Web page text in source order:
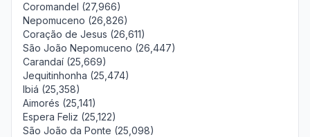
Coromandel (27,966)
Nepomuceno (26,826)
Coração de Jesus (26,611)
São João Nepomuceno (26,447)
Carandaí (25,669)
Jequitinhonha (25,474)
Ibiá (25,358)
Aimorés (25,141)
Espera Feliz (25,122)
São João da Ponte (25,098)